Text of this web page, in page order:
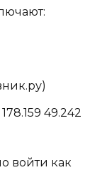
49.242
войти как